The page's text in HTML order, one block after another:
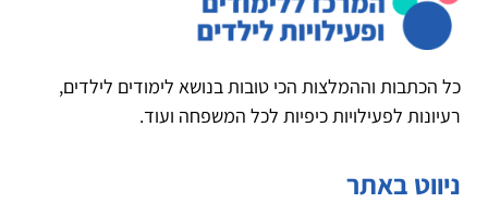
כל הכתבות וההמלצות הכי טובות בנושא לימודים לילדים,
רעיונות לפעילויות כיפיות לכל המשפחה ועוד.
ניווט באתר